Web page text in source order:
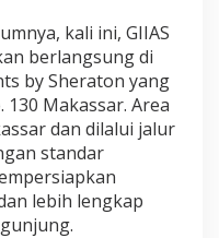
kali ini, GIIAS
berlangsung di
by Sheraton yang
Makassar. Area
dan dilalui jalur
standar
lebih lengkap